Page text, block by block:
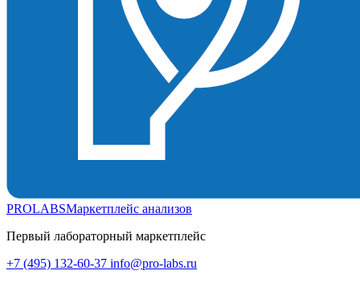
PROLABSМаркетплейс анализов
Первый лабораторный маркетплейс
+7 (495) 132-60-37 info@pro-labs.ru